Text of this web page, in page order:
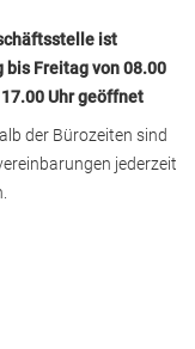
ist
bis Freitag von 08.00
Uhr geöffnet
der Bürozeiten sind
jederzeit